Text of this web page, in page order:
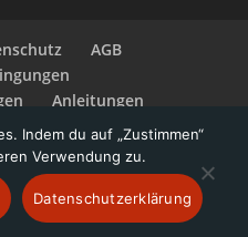
AGB
Anleitungen
Zahlungsarten
GmbH
Indem du auf „Zustimmen“
Verwendung zu.
Datenschutzerklärung